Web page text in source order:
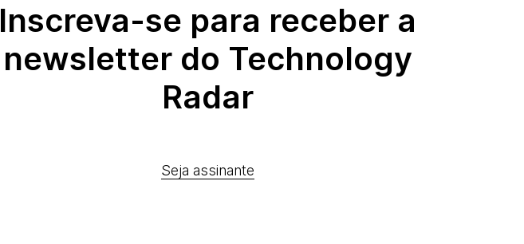
Inscreva-se para receber a
newsletter do Technology
Radar
Seja assinante